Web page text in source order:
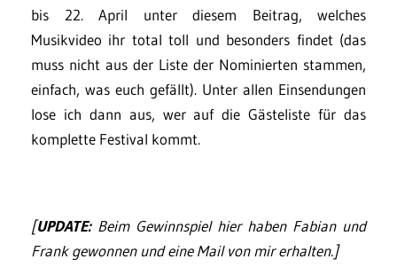
bis 22. April unter diesem Beitrag, welches
Musikvideo ihr total toll und besonders findet (das
muss nicht aus der Liste der Nominierten stammen,
einfach, was euch gefällt). Unter allen Einsendungen
lose ich dann aus, wer auf die Gästeliste für das
komplette Festival kommt.
[UPDATE:Beim Gewinnspiel hier haben Fabian und
Frank gewonnen und eine Mail von mir erhalten.]